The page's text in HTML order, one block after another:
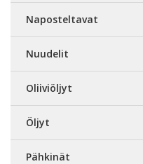
Naposteltavat
Nuudelit
Oliiviöljyt
Öljyt
Pähkinät